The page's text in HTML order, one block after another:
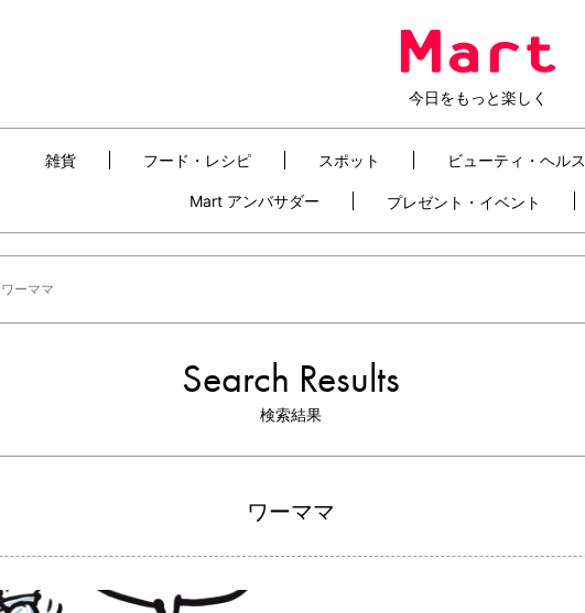
今日をもっと楽しく
雑貨 フード・レシピ スポット ビューティ・ヘルス
Mart アンバサダー プレゼント・イベント
ワーママ
Search Results
検索結果
ワーママ